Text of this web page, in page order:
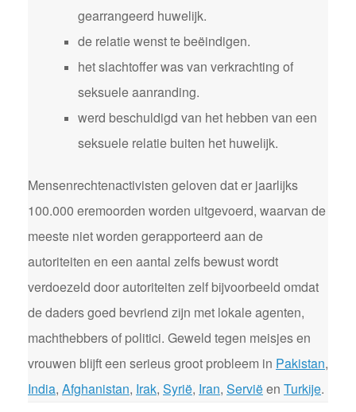
gearrangeerd huwelijk.
de relatie wenst te beëindigen.
het slachtoffer was van verkrachting of
seksuele aanranding.
werd beschuldigd van het hebben van een
seksuele relatie buiten het huwelijk.
Mensenrechtenactivisten geloven dat er jaarlijks
100.000 eremoorden worden uitgevoerd, waarvan de
meeste niet worden gerapporteerd aan de
autoriteiten en een aantal zelfs bewust wordt
verdoezeld door autoriteiten zelf bijvoorbeeld omdat
de daders goed bevriend zijn met lokale agenten,
machthebbers of politici. Geweld tegen meisjes en
vrouwen blijft een serieus groot probleem in Pakistan,
India, Afghanistan, Irak, Syrië, Iran, Serviëen Turkije.